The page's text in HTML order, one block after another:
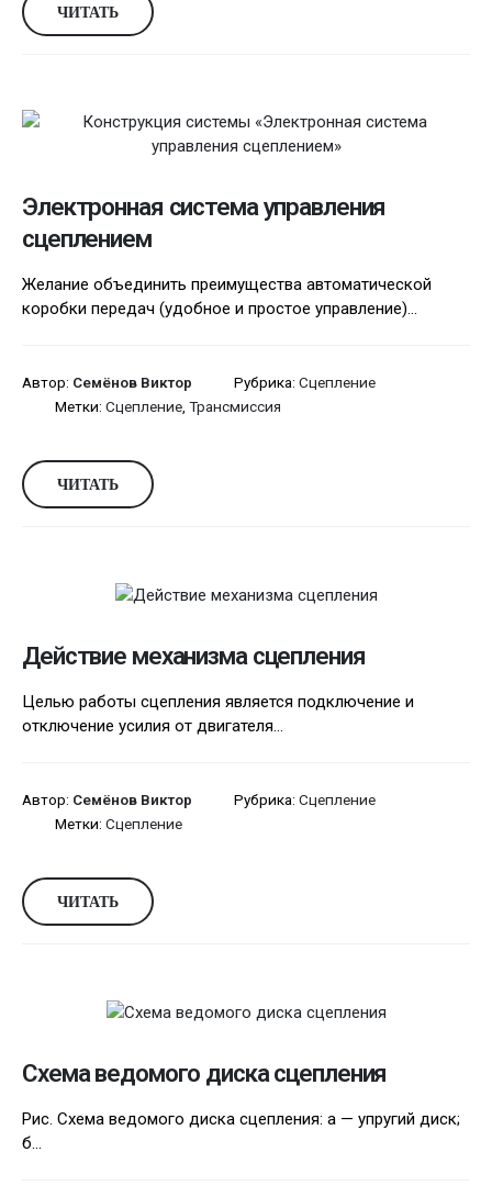
ЧИТАТЬ
Электронная система управления
сцеплением
Желание объединить преимущества автоматической
коробки передач (удобное и простое управление)...
Автор: Семёнов Виктор Рубрика: Сцепление
Метки: Сцепление, Трансмиссия
ЧИТАТЬ
Действие механизма сцепления
Целью работы сцепления является подключение и
отключение усилия от двигателя...
Автор: Семёнов Виктор Рубрика: Сцепление
Метки: Сцепление
ЧИТАТЬ
Схема ведомого диска сцепления
Рис. Схема ведомого диска сцепления: a — упругий диск;
б...